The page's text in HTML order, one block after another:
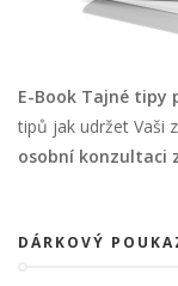
E-Book Tajné tipy
tipů jak udržet Vaši
osobní konzultaci
DÁRKOVÝ